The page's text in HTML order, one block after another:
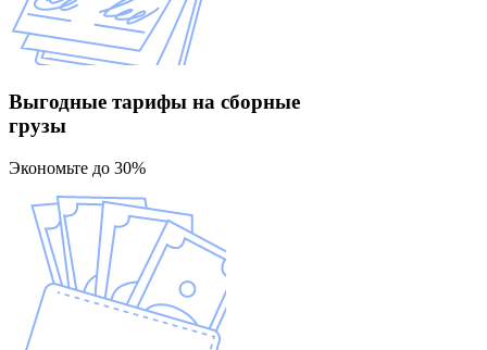
Выгодные тарифы на сборные
грузы
Экономьте до 30%